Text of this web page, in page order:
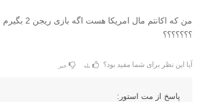
من که اکانتم مال امریکا هست اگه بازی ریجن 2 بگیرم میتونم انلاین بازی کنم
؟؟؟؟؟؟؟
آیا این نظر برای شما مفید بود؟ بله خیر
پاسخ از مت استور: